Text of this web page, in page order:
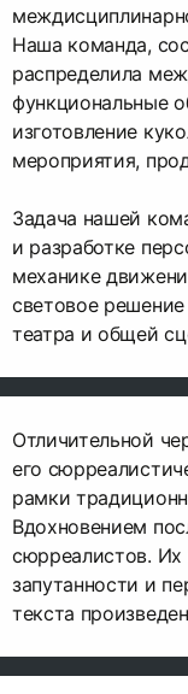
Наша команда,
распределила
функциональные
изготовление
мероприятия,
Задача нашей
и разработке
механике
световое решение
театра и общей
Отличительной
его
рамки
Вдохновением
сюрреалистов.
запутанности и
текста